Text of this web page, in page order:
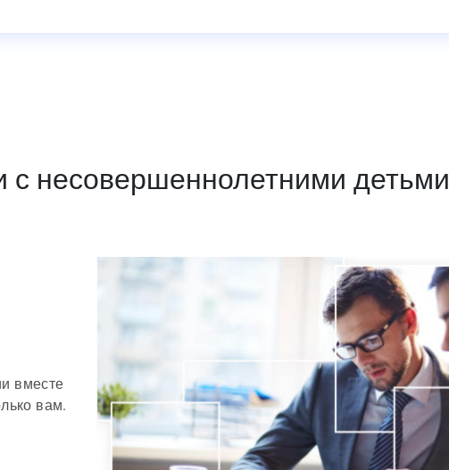
с несовершеннолетними детьми
вместе
вам.